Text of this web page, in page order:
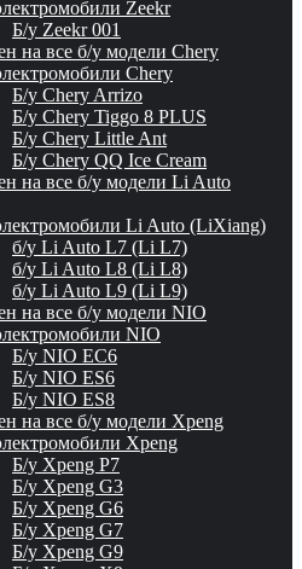
Zeekr
Б/у Zeekr 001
на все б/у модели Chery
Chery
Б/у Chery Arrizo
Б/у Chery Tiggo 8 PLUS
Б/у Chery Little Ant
Б/у Chery QQ Ice Cream
на все б/у модели Li Auto
Li Auto (LiXiang)
б/у Li Auto L7 (Li L7)
б/у Li Auto L8 (Li L8)
б/у Li Auto L9 (Li L9)
на все б/у модели NIO
NIO
Б/у NIO EC6
Б/у NIO ES6
Б/у NIO ES8
на все б/у модели Xpeng
Xpeng
Б/у Xpeng P7
Б/у Xpeng G3
Б/у Xpeng G6
Б/у Xpeng G7
Б/у Xpeng G9